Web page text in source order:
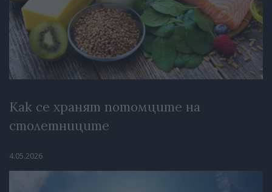
Как се хранят потомците на
столетниците
4.05.2026